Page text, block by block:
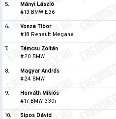
5.
Mányi László
#13 BMW E36
6.
Vonza Tibor
#18 Renault Megane
7.
Támcsu Zoltán
#20 BMW
8.
Magyar András
#24 BMW
9.
Horváth Miklós
#17 BMW 330i
10. Sipos Dávid